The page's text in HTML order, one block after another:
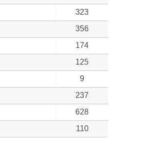
323
356
174
125
9
237
628
110